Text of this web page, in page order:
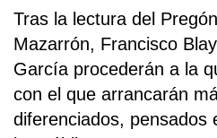
Tras la lectura del
Mazarrón, Francisco
García procederán a la
con el que arrancarán
diferenciados, pensados